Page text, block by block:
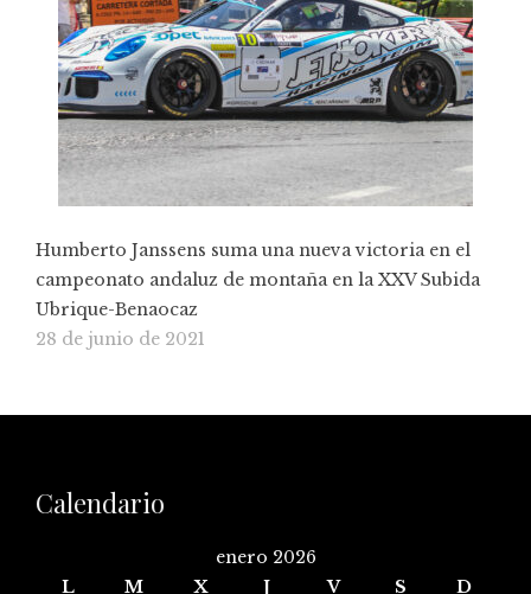
Humberto Janssens suma una nueva victoria en el
campeonato andaluz de montaña en la XXV Subida
Ubrique-Benaocaz
28 de junio de 2021
Calendario
enero 2026
L
M X J V S D